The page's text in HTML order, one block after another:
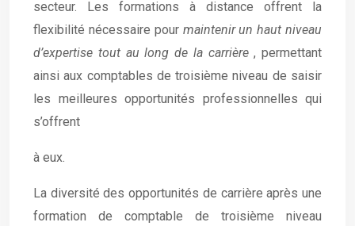
secteur. Les formations à distance offrent la
flexibilité nécessaire pour maintenir un haut niveau
d’expertise tout au long de la carrière, permettant
ainsi aux comptables de troisième niveau de saisir
les meilleures opportunités professionnelles qui
s’offrent
à eux.
La diversité des opportunités de carrière après une
formation de comptable de troisième niveau